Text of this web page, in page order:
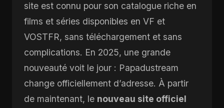
site est connu pour son catalogue riche en
films et séries disponibles en VF et
VOSTFR, sans téléchargement et sans
complications. En 2025, une grande
nouveauté voit le jour : Papadustream
change officiellement d’adresse. À partir
de maintenant, le nouveau site officiel